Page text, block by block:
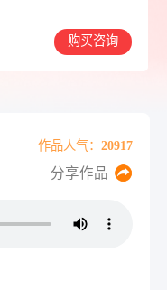
购买咨询
作品人气：20917
分享作品